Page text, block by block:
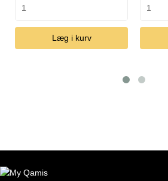
Læg i kurv